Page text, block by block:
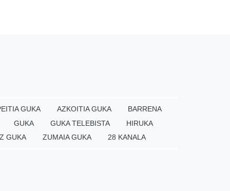
GUKA AZKOITIA GUKA
BARRENA
GUKA
GUKA TELEBISTA
HIRUKA
GUKA
ZUMAIA GUKA 28 KANALA